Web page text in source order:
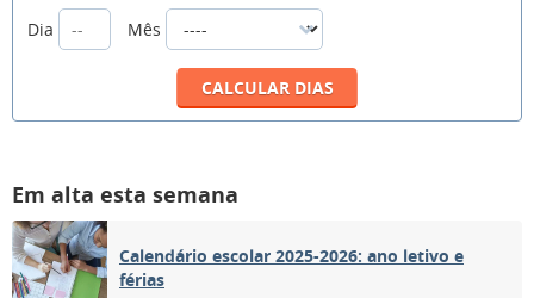
Dia
Mês
Em alta esta semana
Calendário escolar 2025-2026: ano letivo e
férias